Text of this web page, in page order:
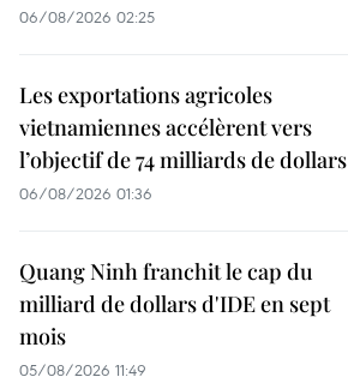
06/08/2026 02:25
Les exportations agricoles
vietnamiennes accélèrent vers
l’objectif de 74 milliards de dollars
06/08/2026 01:36
Quang Ninh franchit le cap du
milliard de dollars d'IDE en sept
mois
05/08/2026 11:49